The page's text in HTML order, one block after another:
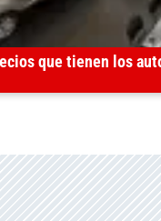
que tienen los